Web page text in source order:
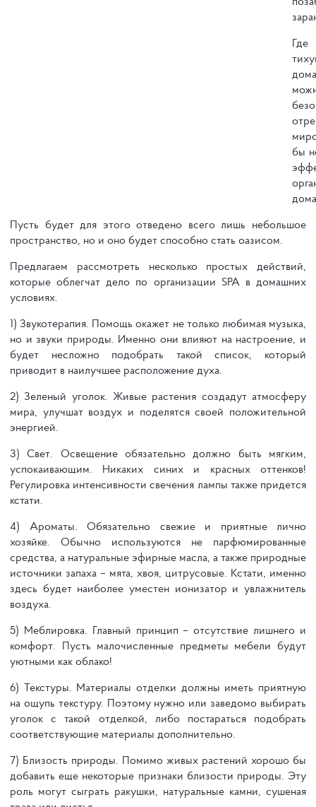
бы
Пусть будет для этого отведено всего лишь небольшое
пространство, но и оно будет способно стать оазисом.
Предлагаем рассмотреть несколько простых действий,
которые облегчат дело по организации SPA в домашних
условиях.
1) Звукотерапия. Помощь окажет не только любимая музыка,
но и звуки природы. Именно они влияют на настроение, и
будет несложно подобрать такой список, который
приводит в наилучшее расположение духа.
2) Зеленый уголок. Живые растения создадут атмосферу
мира, улучшат воздух и поделятся своей положительной
энергией.
3) Свет. Освещение обязательно должно быть мягким,
успокаивающим. Никаких синих и красных оттенков!
Регулировка интенсивности свечения лампы также придется
кстати.
4) Ароматы. Обязательно свежие и приятные лично
хозяйке. Обычно используются не парфюмированные
средства, а натуральные эфирные масла, а также природные
источники запаха – мята, хвоя, цитрусовые. Кстати, именно
здесь будет наиболее уместен ионизатор и увлажнитель
воздуха.
5) Меблировка. Главный принцип – отсутствие лишнего и
комфорт. Пусть малочисленные предметы мебели будут
уютными как облако!
6) Текстуры. Материалы отделки должны иметь приятную
на ощупь текстуру. Поэтому нужно или заведомо выбирать
уголок с такой отделкой, либо постараться подобрать
соответствующие материалы дополнительно.
7) Близость природы. Помимо живых растений хорошо бы
добавить еще некоторые признаки близости природы. Эту
роль могут сыграть ракушки, натуральные камни, сушеная